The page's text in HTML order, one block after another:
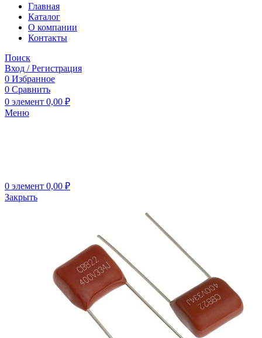
Главная
Каталог
О компании
Контакты
Поиск
Вход / Регистрация
0 Избранное
0 Сравнить
0 элемент 0,00 ₽
Меню
0 элемент 0,00 ₽
Закрыть